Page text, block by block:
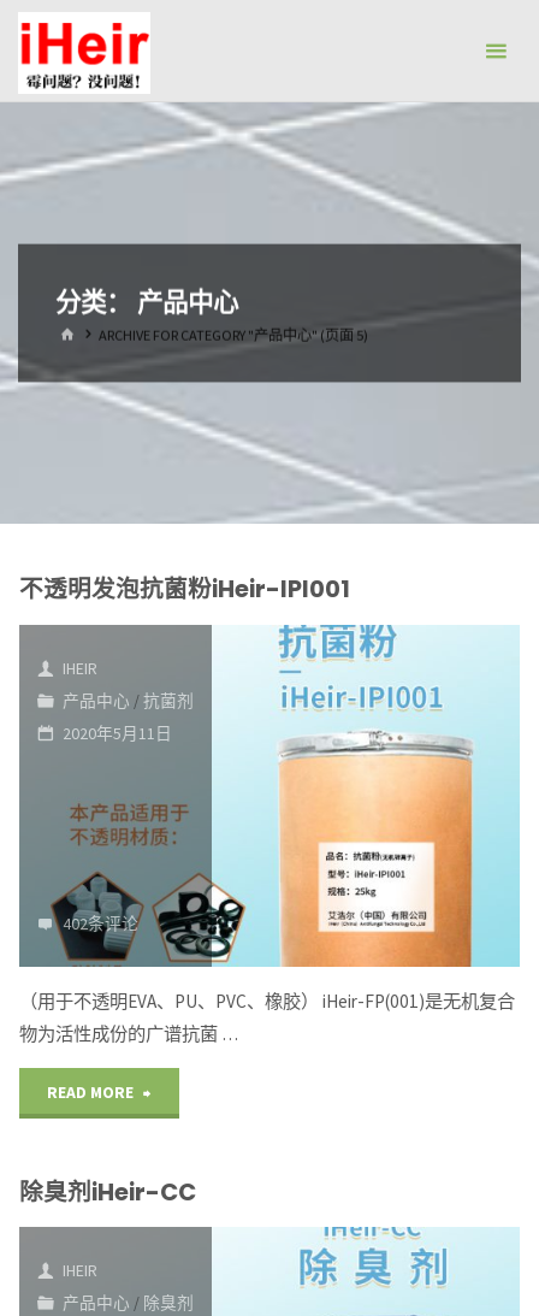
抗
防
剂|
干
燥
剂-
艾
尔
防
抗
菌
技
有
限
公
司
分类： 产品中心
首 ARCHIVE FOR CATEGORY "产品中心" (页面 5)
不透明发泡抗菌粉iHeir-IPI001
IHEIR
产品中心 /抗菌剂
2020年5月11日
402条评论
（用于不透明EVA、PU、PVC、橡胶） iHeir-FP(001)是无机复合
物为活性成份的广谱抗菌 …
READ MORE
明
泡
除臭剂iHeir-CC
IHEIR
产品中心 / 除臭剂